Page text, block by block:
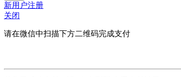
新用户注册
关闭
请在微信中扫描下方二维码完成支付